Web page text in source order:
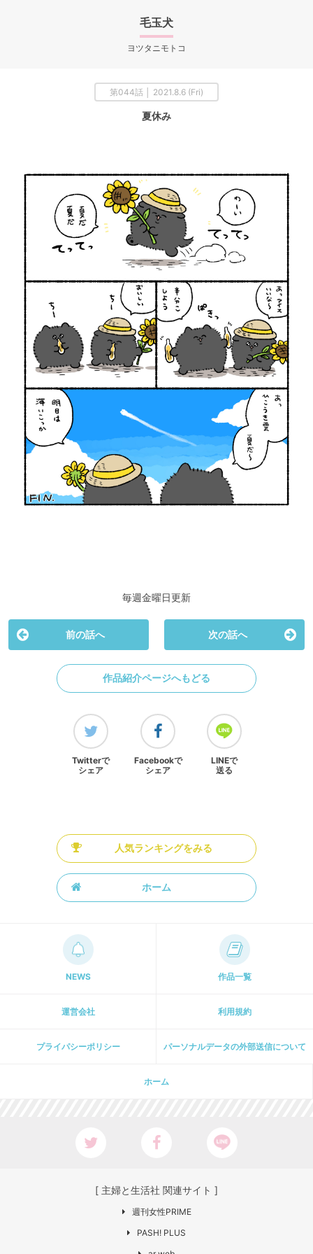
毛玉犬
ヨツタニモトコ
第044話 │ 2021.8.6 (Fri)
夏休み
毎週金曜日更新
前の話へ 次の話へ
作品紹介ページへもどる
Twitterで
シェア
Facebookで
シェア
LINEで
送る
人気ランキングをみる
ホーム
NEWS 作品一覧
運営会社 利用規約
プライパシーポリシー パーソナルデータの外部送信について
ホーム
[ 主婦と生活社 関連サイト ]
週刊女性PRIME
PASH! PLUS